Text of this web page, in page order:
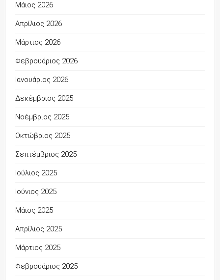
Μάιος 2026
Απρίλιος 2026
Μάρτιος 2026
Φεβρουάριος 2026
Ιανουάριος 2026
Δεκέμβριος 2025
Νοέμβριος 2025
Οκτώβριος 2025
Σεπτέμβριος 2025
Ιούλιος 2025
Ιούνιος 2025
Μάιος 2025
Απρίλιος 2025
Μάρτιος 2025
Φεβρουάριος 2025